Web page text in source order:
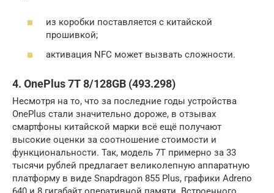
из коробки поставляется с китайской
прошивкой;
активация NFC может вызвать сложности.
4. OnePlus 7T 8/128GB (493.298)
Несмотря на то, что за последние годы устройства
OnePlus стали значительно дороже, в отзывах
смартфоны китайской марки всё ещё получают
высокие оценки за соотношение стоимости и
функциональности. Так, модель 7T примерно за 33
тысячи рублей предлагает великолепную аппаратную
платформу в виде Snapdragon 855 Plus, графики Adreno